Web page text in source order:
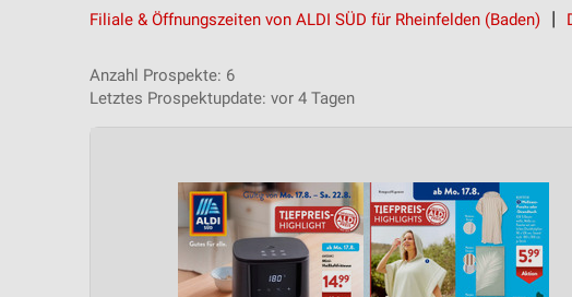
Filiale & Öffnungszeiten von ALDI SÜD für Rheinfelden (Baden)
Anzahl Prospekte: 6
Letztes Prospektupdate: vor 4 Tagen